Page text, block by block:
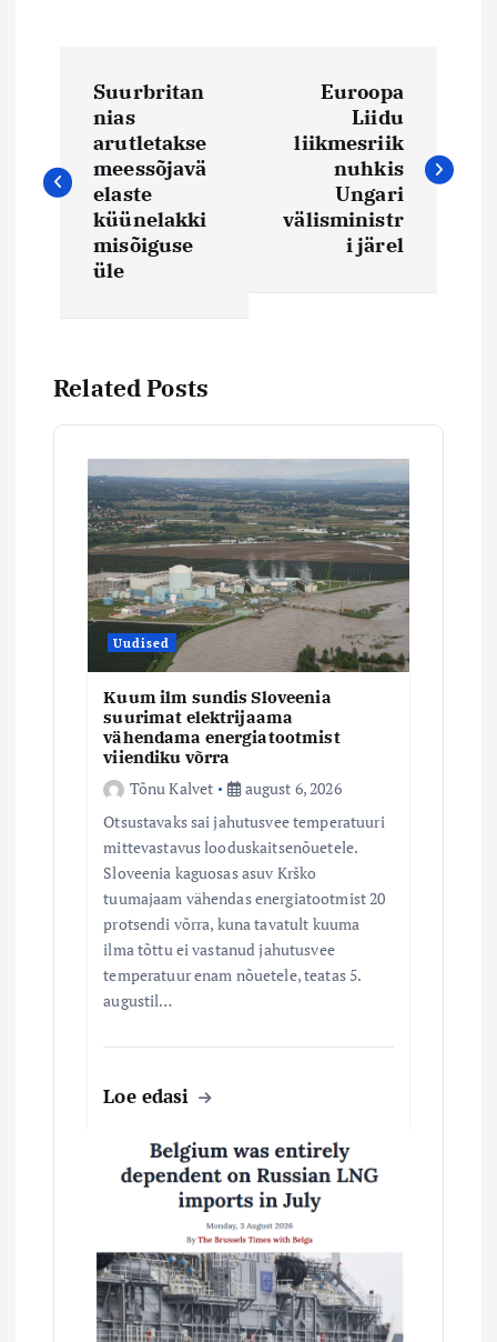
v
e
Suurbritan
nias
arutletakse
meessõjavä
elaste
küünelakki
misõiguse
üle
Euroopa
Liidu
liikmesriik
nuhkis
Ungari
välisministr
i järel
Related Posts
Uudised
Kuum ilm sundis Sloveenia
suurimat elektrijaama
vähendama energiatootmist
viiendiku võrra
Tõnu Kalvet
august 6, 2026
Otsustavaks sai jahutusvee temperatuuri
mittevastavus looduskaitsenõuetele.
Sloveenia kaguosas asuv Krško
tuumajaam vähendas energiatootmist 20
protsendi võrra, kuna tavatult kuuma
ilma tõttu ei vastanud jahutusvee
temperatuur enam nõuetele, teatas 5.
augustil…
Loe edasi